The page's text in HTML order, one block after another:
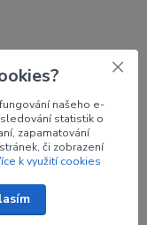
našeho e-
statistik o
zapamatování
či zobrazení
k využití cookies